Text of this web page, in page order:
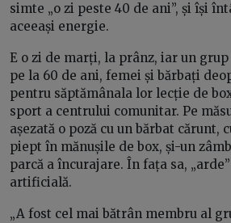
simte „o zi peste 40 de ani”, și își
aceeași energie.
E o zi de marți, la prânz, iar un
pe la 60 de ani, femei și bărbați
pentru săptămânala lor lecție de
sport a centrului comunitar. Pe
așezată o poză cu un bărbat
piept în mănușile de box, și-un
parcă a încurajare. În fața sa,
artificială.
„A fost cel mai bătrân membru al